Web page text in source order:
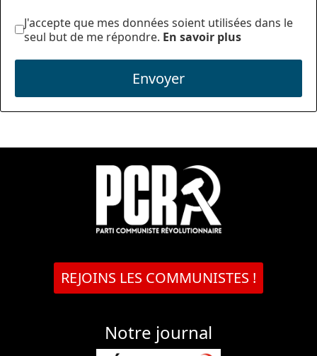
J'accepte que mes données soient utilisées dans le
seul but de me répondre. En savoir plus
Envoyer
REJOINS LES COMMUNISTES !
Notre journal